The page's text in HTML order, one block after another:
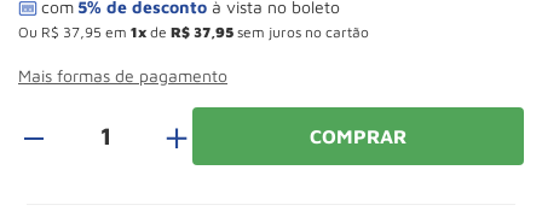
Ou R$ 37 95 em 1 de R$ 37 95 sem juros no cartão
Mais formas de pagamento
＋ COMPRAR
8º Talha